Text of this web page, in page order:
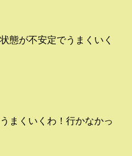
態が不安定でうまくいく
まくいくわ！行かなかっ